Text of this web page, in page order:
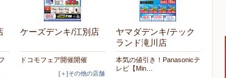
ケーズデンキ/江別店
ドコモフェア開催開催
[＋]その他の店舗
ヤマダデンキ/テック
ランド滝川店
本気の値引き！Panasonicテ
レビ【Min…